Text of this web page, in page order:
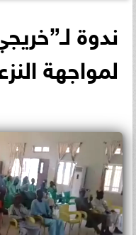
ندوة
لمواجهة